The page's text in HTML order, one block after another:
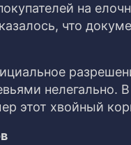
на
что
нелегально.
этот хвойный